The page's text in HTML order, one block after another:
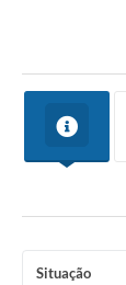
Situação